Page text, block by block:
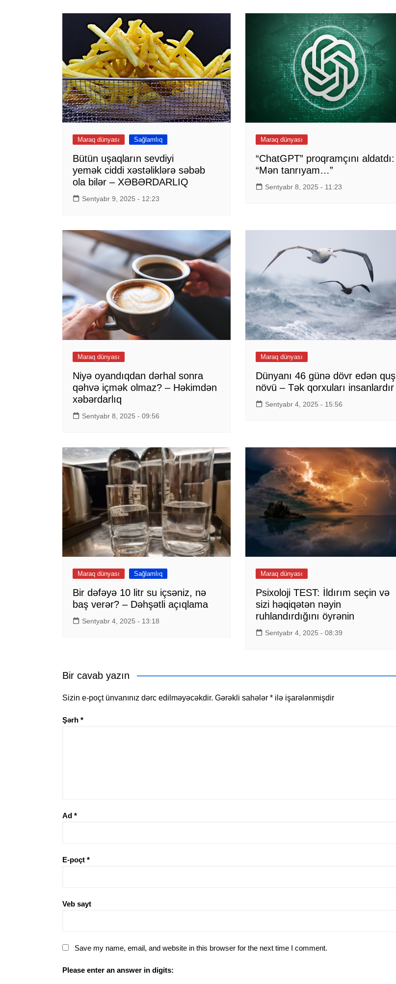
Maraq dünyası Sağlamlıq
Bütün uşaqların sevdiyi
yemək ciddi xəstəliklərə səbəb
ola bilər – XƏBƏRDARLIQ
Sentyabr 9, 2025 - 12:23
Maraq dünyası
“ChatGPT” proqramçını aldatdı:
“Mən tanrıyam…”
Sentyabr 8, 2025 - 11:23
Maraq dünyası
Niyə oyandıqdan dərhal sonra
qəhvə içmək olmaz? – Həkimdən
xəbərdarlıq
Sentyabr 8, 2025 - 09:56
Maraq dünyası
Dünyanı 46 günə dövr edən quş
növü – Tək qorxuları insanlardır
Sentyabr 4, 2025 - 15:56
Maraq dünyası Sağlamlıq
Bir dəfəyə 10 litr su içsəniz, nə
baş verər? – Dəhşətli açıqlama
Sentyabr 4, 2025 - 13:18
Maraq dünyası
Psixoloji TEST: İldırım seçin və
sizi həqiqətən nəyin
ruhlandırdığını öyrənin
Sentyabr 4, 2025 - 08:39
Bir cavab yazın
Sizin e-poçt ünvanınız dərc edilməyəcəkdir. Gərəkli sahələr * ilə işarələnmişdir
Şərh *
Ad *
E-poçt *
Veb sayt
Save my name, email, and website in this browser for the next time I comment.
Please enter an answer in digits: